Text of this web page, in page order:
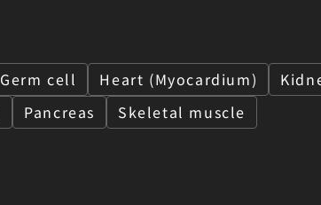
Germ cell Heart (Myocardium)
Pancreas Skeletal muscle